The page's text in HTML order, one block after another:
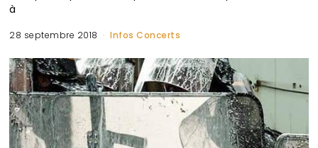
à
28 septembre 2018 Infos Concerts